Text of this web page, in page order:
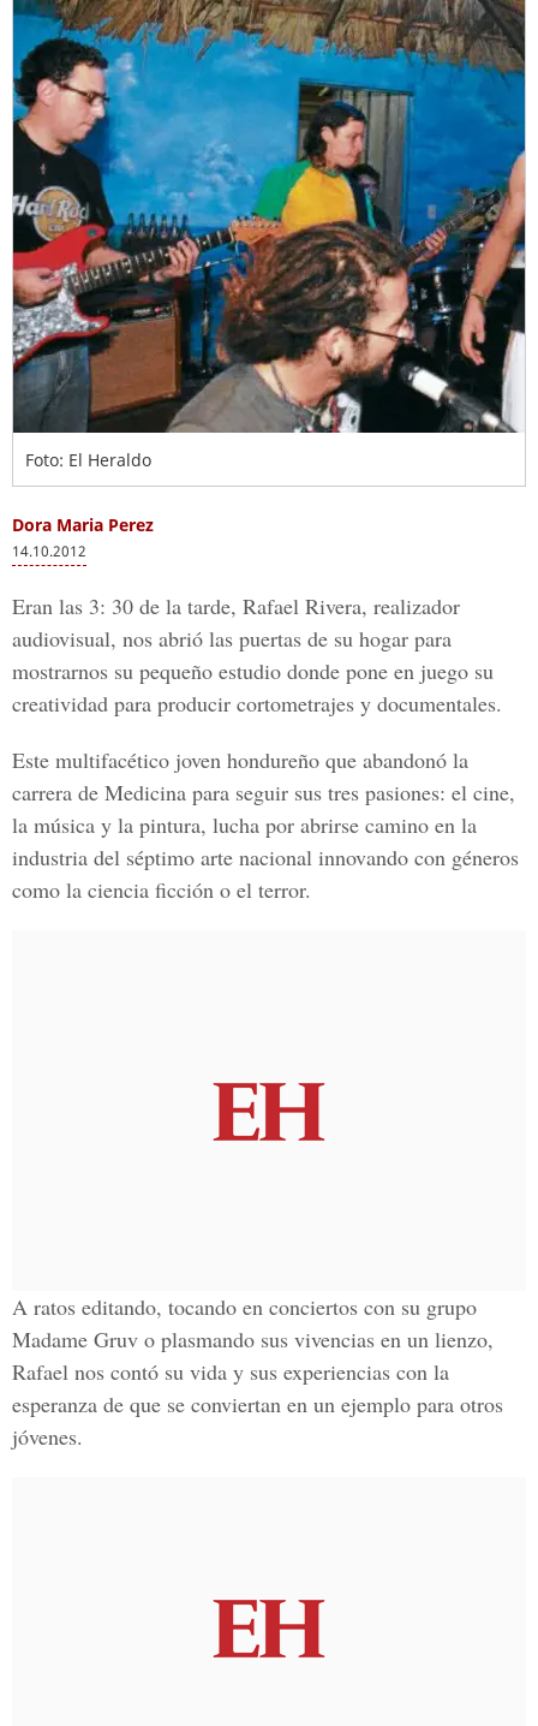
Foto: El Heraldo
Dora Maria Perez
14.10.2012
Eran las 3: 30 de la tarde, Rafael Rivera, realizador
audiovisual, nos abrió las puertas de su hogar para
mostrarnos su pequeño estudio donde pone en juego su
creatividad para producir cortometrajes y documentales.
Este multifacético joven hondureño que abandonó la
carrera de Medicina para seguir sus tres pasiones: el cine,
la música y la pintura, lucha por abrirse camino en la
industria del séptimo arte nacional innovando con géneros
como la ciencia ficción o el terror.
A ratos editando, tocando en conciertos con su grupo
Madame Gruv o plasmando sus vivencias en un lienzo,
Rafael nos contó su vida y sus experiencias con la
esperanza de que se conviertan en un ejemplo para otros
jóvenes.